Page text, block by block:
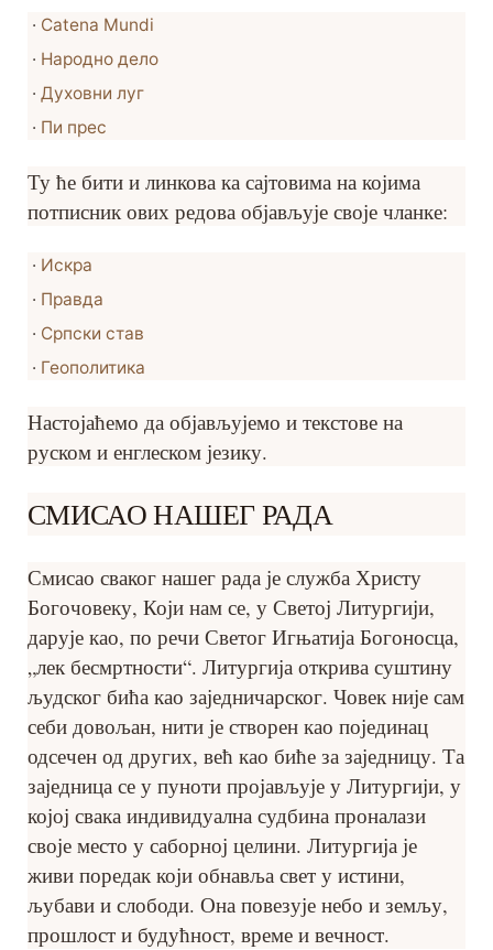
· Catena Mundi
· Народно дело
· Духовни луг
· Пи прес
Ту ће бити и линкова ка сајтовима на којима
потписник ових редова објављује своје чланке:
· Искра
· Правда
· Српски став
· Геополитика
Настојаћемо да објављујемо и текстове на
руском и енглеском језику.
СМИСАО НАШЕГ РАДА
Смисао сваког нашег рада је служба Христу
Богочовеку, Који нам се, у Светој Литургији,
дарује као, по речи Светог Игњатија Богоносца,
„лек бесмртности“. Литургија открива суштину
људског бића као заједничарског. Човек није сам
себи довољан, нити је створен као појединац
одсечен од других, већ као биће за заједницу. Та
заједница се у пуноти пројављује у Литургији, у
којој свака индивидуална судбина проналази
своје место у саборној целини. Литургија је
живи поредак који обнавља свет у истини,
љубави и слободи. Она повезује небо и земљу,
прошлост и будућност, време и вечност.